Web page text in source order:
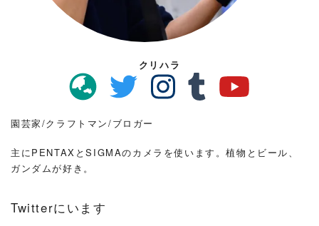
クリハラ
園芸家/クラフトマン/ブロガー
主にPENTAXとSIGMAのカメラを使います。植物とビール、
ガンダムが好き。
Twitterにいます